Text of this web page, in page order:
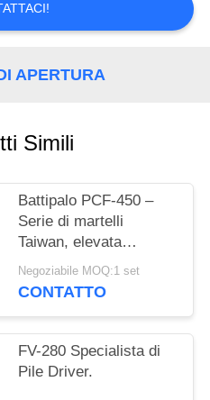
APERTURA
Simili
Battipalo PCF-450 –
Serie di martelli
Taiwan, elevata
intercambiabilità delle
parti e forza di 535 kN
Negoziabile MOQ:1 set
CONTATTO
FV-280 Specialista di
Pile Driver.